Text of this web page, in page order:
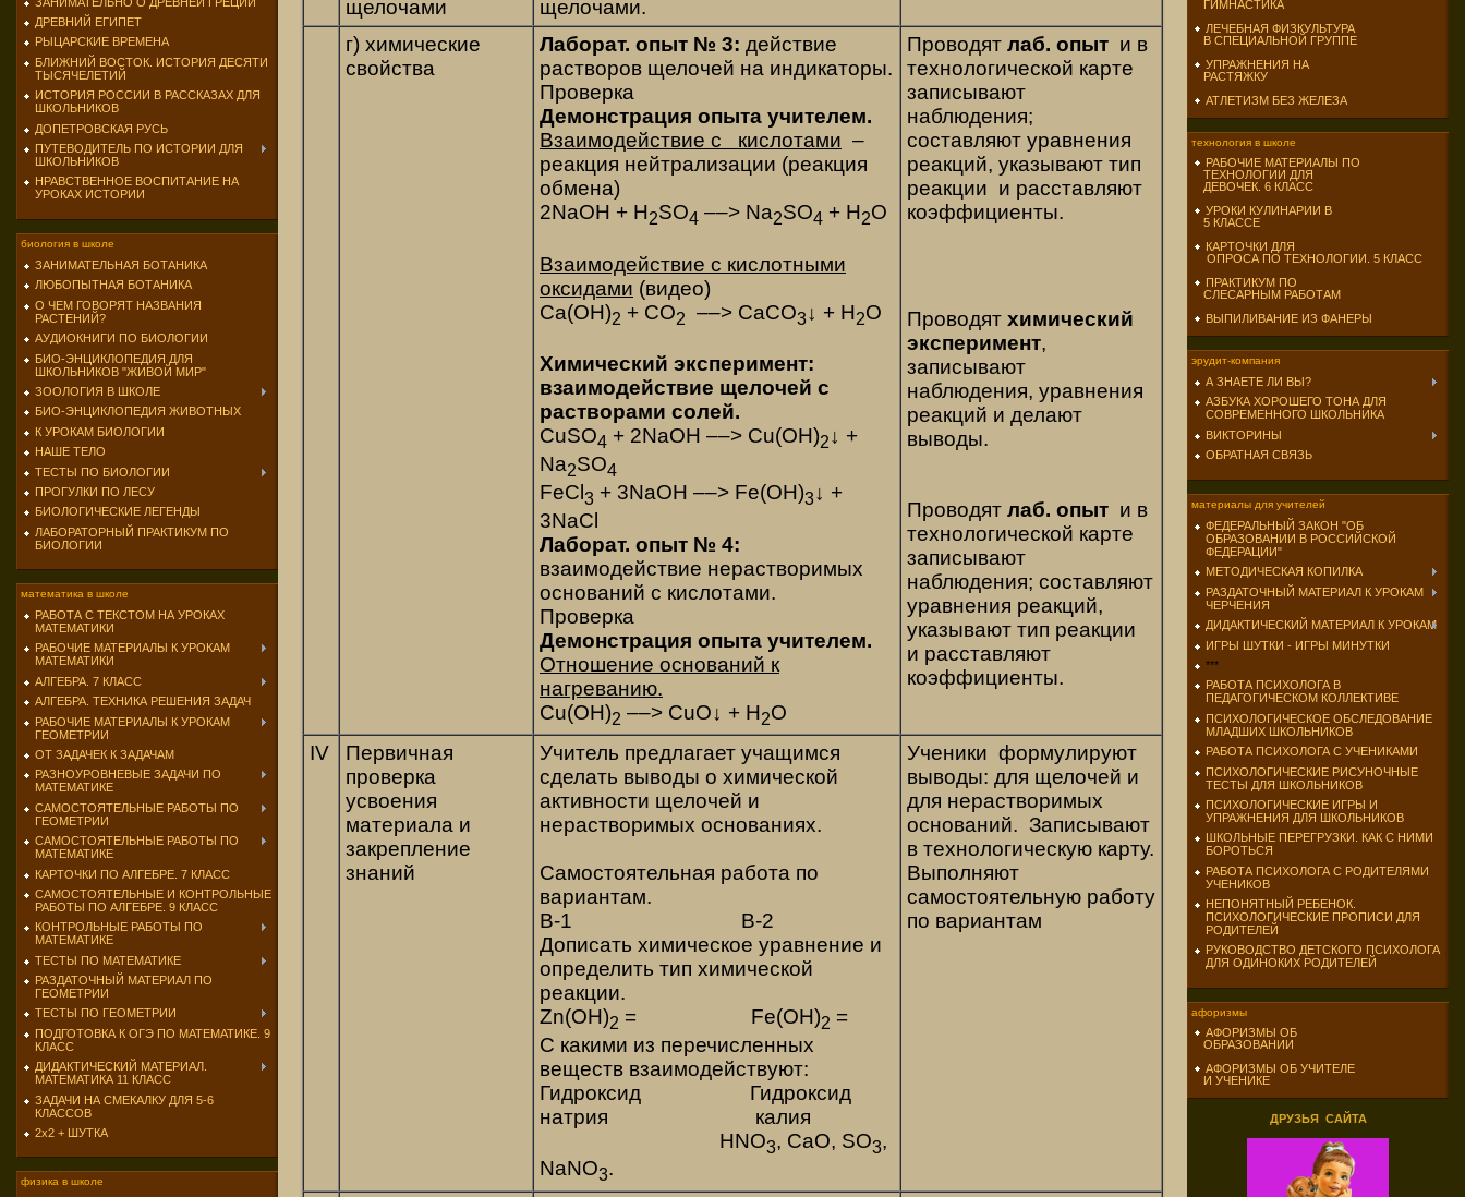
ДРЕВНИЙ ЕГИПЕТ
РЫЦАРСКИЕ ВРЕМЕНА
БЛИЖНИЙ ВОСТОК. ИСТОРИЯ ДЕСЯТИ
ТЫСЯЧЕЛЕТИЙ
ИСТОРИЯ РОССИИ В РАССКАЗАХ ДЛЯ
ШКОЛЬНИКОВ
ДОПЕТРОВСКАЯ РУСЬ
ПУТЕВОДИТЕЛЬ ПО ИСТОРИИ ДЛЯ
ШКОЛЬНИКОВ
НРАВСТВЕННОЕ ВОСПИТАНИЕ НА
УРОКАХ ИСТОРИИ
биология в школе
ЗАНИМАТЕЛЬНАЯ БОТАНИКА
ЛЮБОПЫТНАЯ БОТАНИКА
О ЧЕМ ГОВОРЯТ НАЗВАНИЯ
РАСТЕНИЙ?
АУДИОКНИГИ ПО БИОЛОГИИ
БИО-ЭНЦИКЛОПЕДИЯ ДЛЯ
ШКОЛЬНИКОВ "ЖИВОЙ МИР"
ЗООЛОГИЯ В ШКОЛЕ
БИО-ЭНЦИКЛОПЕДИЯ ЖИВОТНЫХ
К УРОКАМ БИОЛОГИИ
НАШЕ ТЕЛО
ТЕСТЫ ПО БИОЛОГИИ
ПРОГУЛКИ ПО ЛЕСУ
БИОЛОГИЧЕСКИЕ ЛЕГЕНДЫ
ЛАБОРАТОРНЫЙ ПРАКТИКУМ ПО
БИОЛОГИИ
математика в школе
РАБОТА С ТЕКСТОМ НА УРОКАХ
МАТЕМАТИКИ
РАБОЧИЕ МАТЕРИАЛЫ К УРОКАМ
МАТЕМАТИКИ
АЛГЕБРА. 7 КЛАСС
АЛГЕБРА. ТЕХНИКА РЕШЕНИЯ ЗАДАЧ
РАБОЧИЕ МАТЕРИАЛЫ К УРОКАМ
ГЕОМЕТРИИ
ОТ ЗАДАЧЕК К ЗАДАЧАМ
РАЗНОУРОВНЕВЫЕ ЗАДАЧИ ПО
МАТЕМАТИКЕ
САМОСТОЯТЕЛЬНЫЕ РАБОТЫ ПО
ГЕОМЕТРИИ
САМОСТОЯТЕЛЬНЫЕ РАБОТЫ ПО
МАТЕМАТИКЕ
КАРТОЧКИ ПО АЛГЕБРЕ. 7 КЛАСС
САМОСТОЯТЕЛЬНЫЕ И КОНТРОЛЬНЫЕ
РАБОТЫ ПО АЛГЕБРЕ. 9 КЛАСС
КОНТРОЛЬНЫЕ РАБОТЫ ПО
МАТЕМАТИКЕ
ТЕСТЫ ПО МАТЕМАТИКЕ
РАЗДАТОЧНЫЙ МАТЕРИАЛ ПО
ГЕОМЕТРИИ
ТЕСТЫ ПО ГЕОМЕТРИИ
ПОДГОТОВКА К ОГЭ ПО МАТЕМАТИКЕ. 9
КЛАСС
ДИДАКТИЧЕСКИЙ МАТЕРИАЛ.
МАТЕМАТИКА 11 КЛАСС
ЗАДАЧИ НА СМЕКАЛКУ ДЛЯ 5-6
КЛАССОВ
2х2 + ШУТКА
физика в школе
щелочами
щелочами.
г) химические
свойства
Лаборат. опыт № 3: действие
растворов щелочей на индикаторы.
Проверка
Демонстрация опыта учителем.
Взаимодействие с кислотами –
реакция нейтрализации (реакция
обмена)
2NaOH + H2SO4 ––> Na2SO4 + H2O
Взаимодействие с кислотными
оксидами (видео)
Са(ОН)2 + СО2 ––> СаСО3↓ + Н2О
Химический эксперимент:
взаимодействие щелочей с
растворами солей.
CuSO4 + 2NaOH ––> Cu(OH)2↓ +
Na2SO4
FeCl3 + 3NaOH ––> Fe(OH)3↓ +
3NaCl
Лаборат. опыт № 4:
взаимодействие нерастворимых
оснований с кислотами.
Проверка
Демонстрация опыта учителем.
Отношение оснований к
нагреванию.
Cu(OH)2 ––> CuO↓ + H2O
Проводят лаб. опыт и в
технологической карте
записывают
наблюдения;
составляют уравнения
реакций, указывают тип
реакции и расставляют
коэффициенты.
Проводят химический
эксперимент,
записывают
наблюдения, уравнения
реакций и делают
выводы.
Проводят лаб. опыт и в
технологической карте
записывают
наблюдения; составляют
уравнения реакций,
указывают тип реакции
и расставляют
коэффициенты.
IV
Первичная
проверка
усвоения
материала и
закрепление
знаний
Учитель предлагает учащимся
сделать выводы о химической
активности щелочей и
нерастворимых основаниях.
Самостоятельная работа по
вариантам.
В-1 В-2
Дописать химическое уравнение и
определить тип химической
реакции.
Zn(OH)2 = Fe(OH)2 =
C какими из перечисленных
веществ взаимодействуют:
Гидроксид Гидроксид
натрия калия
HNO3, CaO, SO3,
NaNO3.
Ученики формулируют
выводы: для щелочей и
для нерастворимых
оснований. Записывают
в технологическую карту.
Выполняют
самостоятельную работу
по вариантам
ГИМНАСТИКА
ЛЕЧЕБНАЯ ФИЗКУЛЬТУРА
В СПЕЦИАЛЬНОЙ ГРУППЕ
УПРАЖНЕНИЯ НА
РАСТЯЖКУ
АТЛЕТИЗМ БЕЗ ЖЕЛЕЗА
технология в школе
РАБОЧИЕ МАТЕРИАЛЫ ПО
ТЕХНОЛОГИИ ДЛЯ
ДЕВОЧЕК. 6 КЛАСС
УРОКИ КУЛИНАРИИ В
5 КЛАССЕ
КАРТОЧКИ ДЛЯ
ОПРОСА ПО ТЕХНОЛОГИИ. 5 КЛАСС
ПРАКТИКУМ ПО
СЛЕСАРНЫМ РАБОТАМ
ВЫПИЛИВАНИЕ ИЗ ФАНЕРЫ
эрудит-компания
А ЗНАЕТЕ ЛИ ВЫ?
АЗБУКА ХОРОШЕГО ТОНА ДЛЯ
СОВРЕМЕННОГО ШКОЛЬНИКА
ВИКТОРИНЫ
ОБРАТНАЯ СВЯЗЬ
материалы для учителей
ФЕДЕРАЛЬНЫЙ ЗАКОН "ОБ
ОБРАЗОВАНИИ В РОССИЙСКОЙ
ФЕДЕРАЦИИ"
МЕТОДИЧЕСКАЯ КОПИЛКА
РАЗДАТОЧНЫЙ МАТЕРИАЛ К УРОКАМ
ЧЕРЧЕНИЯ
ДИДАКТИЧЕСКИЙ МАТЕРИАЛ К УРОКАМ
ИГРЫ ШУТКИ - ИГРЫ МИНУТКИ
***
РАБОТА ПСИХОЛОГА В
ПЕДАГОГИЧЕСКОМ КОЛЛЕКТИВЕ
ПСИХОЛОГИЧЕСКОЕ ОБСЛЕДОВАНИЕ
МЛАДШИХ ШКОЛЬНИКОВ
РАБОТА ПСИХОЛОГА С УЧЕНИКАМИ
ПСИХОЛОГИЧЕСКИЕ РИСУНОЧНЫЕ
ТЕСТЫ ДЛЯ ШКОЛЬНИКОВ
ПСИХОЛОГИЧЕСКИЕ ИГРЫ И
УПРАЖНЕНИЯ ДЛЯ ШКОЛЬНИКОВ
ШКОЛЬНЫЕ ПЕРЕГРУЗКИ. КАК С НИМИ
БОРОТЬСЯ
РАБОТА ПСИХОЛОГА С РОДИТЕЛЯМИ
УЧЕНИКОВ
НЕПОНЯТНЫЙ РЕБЕНОК.
ПСИХОЛОГИЧЕСКИЕ ПРОПИСИ ДЛЯ
РОДИТЕЛЕЙ
РУКОВОДСТВО ДЕТСКОГО ПСИХОЛОГА
ДЛЯ ОДИНОКИХ РОДИТЕЛЕЙ
афоризмы
АФОРИЗМЫ ОБ
ОБРАЗОВАНИИ
АФОРИЗМЫ ОБ УЧИТЕЛЕ
И УЧЕНИКЕ
ДРУЗЬЯ САЙТА